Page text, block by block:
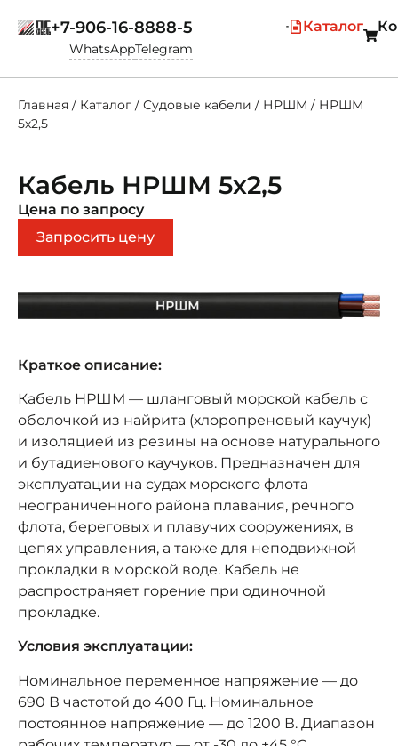
Каталог
+7-906-16-8888-5
WhatsAppTelegram
Главная / Каталог / Судовые кабели / НРШМ / НРШМ
5х2,5
Кабель НРШМ 5х2,5
Цена по запросу
Запросить цену
Краткое описание:
Кабель НРШМ — шланговый морской кабель с
оболочкой из найрита (хлоропреновый каучук)
и изоляцией из резины на основе натурального
и бутадиенового каучуков. Предназначен для
эксплуатации на судах морского флота
неограниченного района плавания, речного
флота, береговых и плавучих сооружениях, в
цепях управления, а также для неподвижной
прокладки в морской воде. Кабель не
распространяет горение при одиночной
прокладке.
Условия эксплуатации:
Номинальное переменное напряжение — до
690 В частотой до 400 Гц. Номинальное
постоянное напряжение — до 1200 В. Диапазон